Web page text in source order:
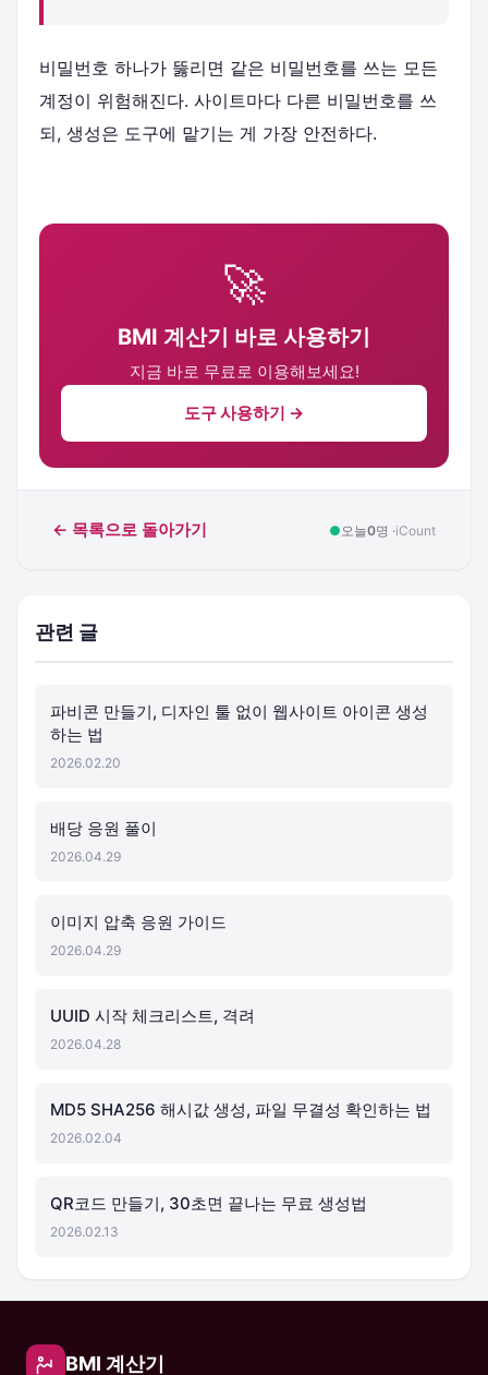
비밀번호 하나가 뚫리면 같은 비밀번호를 쓰는 모든
계정이 위험해진다. 사이트마다 다른 비밀번호를 쓰
되, 생성은 도구에 맡기는 게 가장 안전하다.
🚀
BMI 계산기 바로 사용하기
지금 바로 무료로 이용해보세요!
도구 사용하기 →
← 목록으로 돌아가기 ● 오늘0명 ·iCount
관련 글
파비콘 만들기, 디자인 툴 없이 웹사이트 아이콘 생성
하는 법
2026.02.20
배당 응원 풀이
2026.04.29
이미지 압축 응원 가이드
2026.04.29
UUID 시작 체크리스트, 격려
2026.04.28
MD5 SHA256 해시값 생성, 파일 무결성 확인하는 법
2026.02.04
QR코드 만들기, 30초면 끝나는 무료 생성법
2026.02.13
BMI 계산기